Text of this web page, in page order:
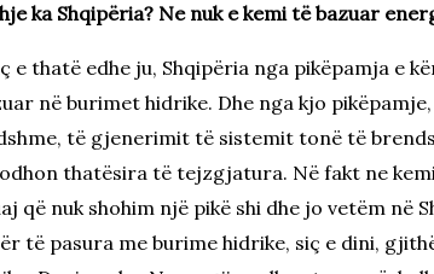
ka Shqipëria? Ne nuk e kemi të bazuar
e thatë edhe ju, Shqipëria nga pikëpamja e
në burimet hidrike. Dhe nga kjo
të gjenerimit të sistemit tonë të
thatësira të tejzgjatura. Në fakt ne
që nuk shohim një pikë shi dhe jo vetëm në
të pasura me burime hidrike, siç e dini,